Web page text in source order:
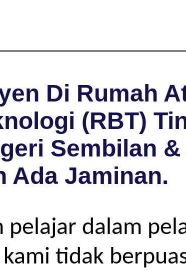
Di Rumah
(RBT)
Sembilan
Ada Jaminan.
pelajar dalam
tidak